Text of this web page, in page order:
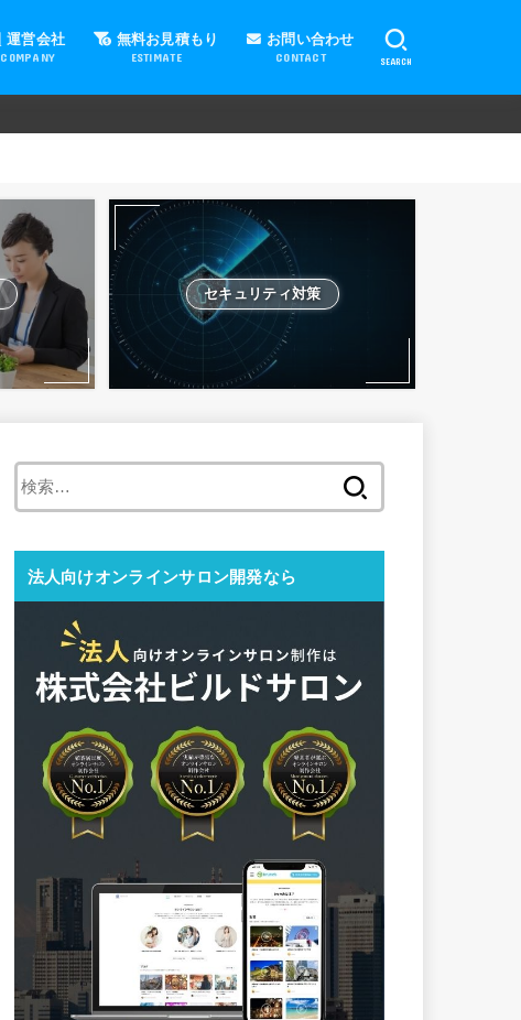
運営会社
COMPANY
無料お見積もり
ESTIMATE
お問い合わせ
CONTACT SEARCH
セキュリティ対策
法人向けオンラインサロン開発なら